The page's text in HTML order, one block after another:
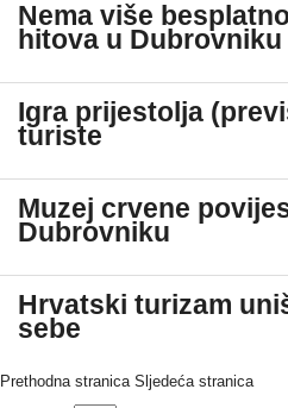
Nema više
hitova u Dubrovniku
Igra prijestolja
turiste
Muzej crvene
Dubrovniku
Hrvatski turizam
sebe
Prethodna stranica Sljedeća stranica